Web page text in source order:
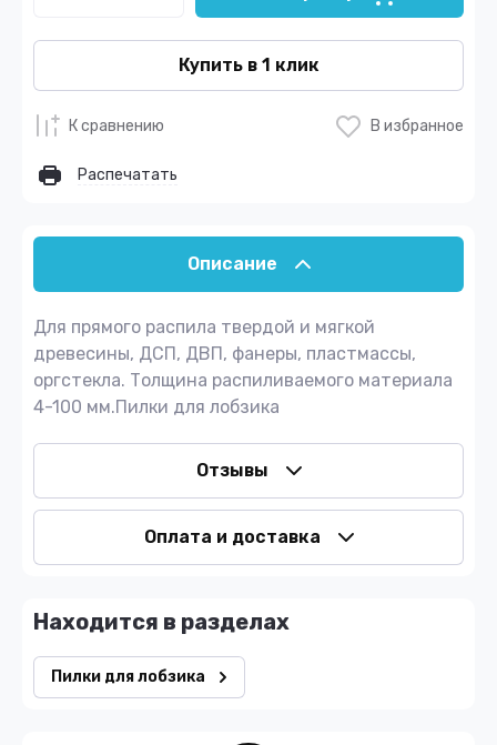
Купить в 1 клик
К сравнению В избранное
Распечатать
Описание
Для прямого распила твердой и мягкой
древесины, ДСП, ДВП, фанеры, пластмассы,
оргстекла. Толщина распиливаемого материала
4-100 мм.Пилки для лобзика
Отзывы
Оплата и доставка
Находится в разделах
Пилки для лобзика